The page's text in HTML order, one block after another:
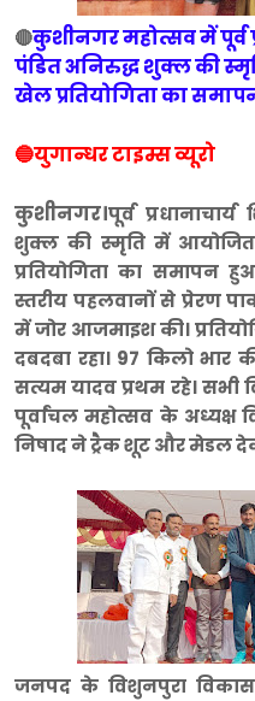
🔴कुशीनगर महोत्सव में पूर्व
पंडित अनिरुद्ध शुक्ल की
खेल प्रतियोगिता का
🔵युगान्धर टाइम्स व्यूरो
कुशीनगर।पूर्व
शुक्ल की स्मृति में आयोजित
प्रतियोगिता का समापन
स्तरीय पहलवानों से प्रेरण
में जोर आजमाइश की।
दबदबा रहा। 97 किलो
सत्यम यादव प्रथम रहे। सभी
पूर्वांचल महोत्सव के अध्यक्ष
निषाद ने ट्रैक शूट और मेडल
जनपद के विशुनपुरा